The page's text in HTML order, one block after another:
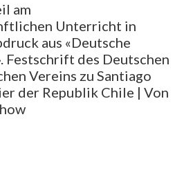
am
Unterricht in
aus «Deutsche
Festschrift des Deutschen
Vereins zu Santiago
der Republik Chile | Von